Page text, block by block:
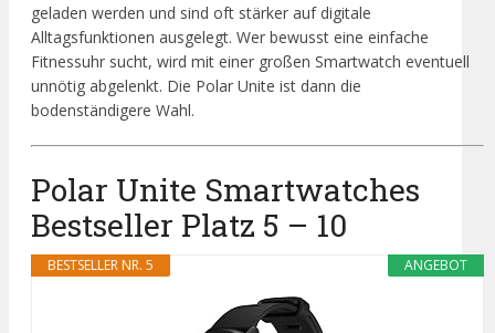
geladen werden und sind oft stärker auf digitale
Alltagsfunktionen ausgelegt. Wer bewusst eine einfache
Fitnessuhr sucht, wird mit einer großen Smartwatch eventuell
unnötig abgelenkt. Die Polar Unite ist dann die
bodenständigere Wahl.
Polar Unite Smartwatches
Bestseller Platz 5 – 10
ANGEBOT
BESTSELLER NR. 5